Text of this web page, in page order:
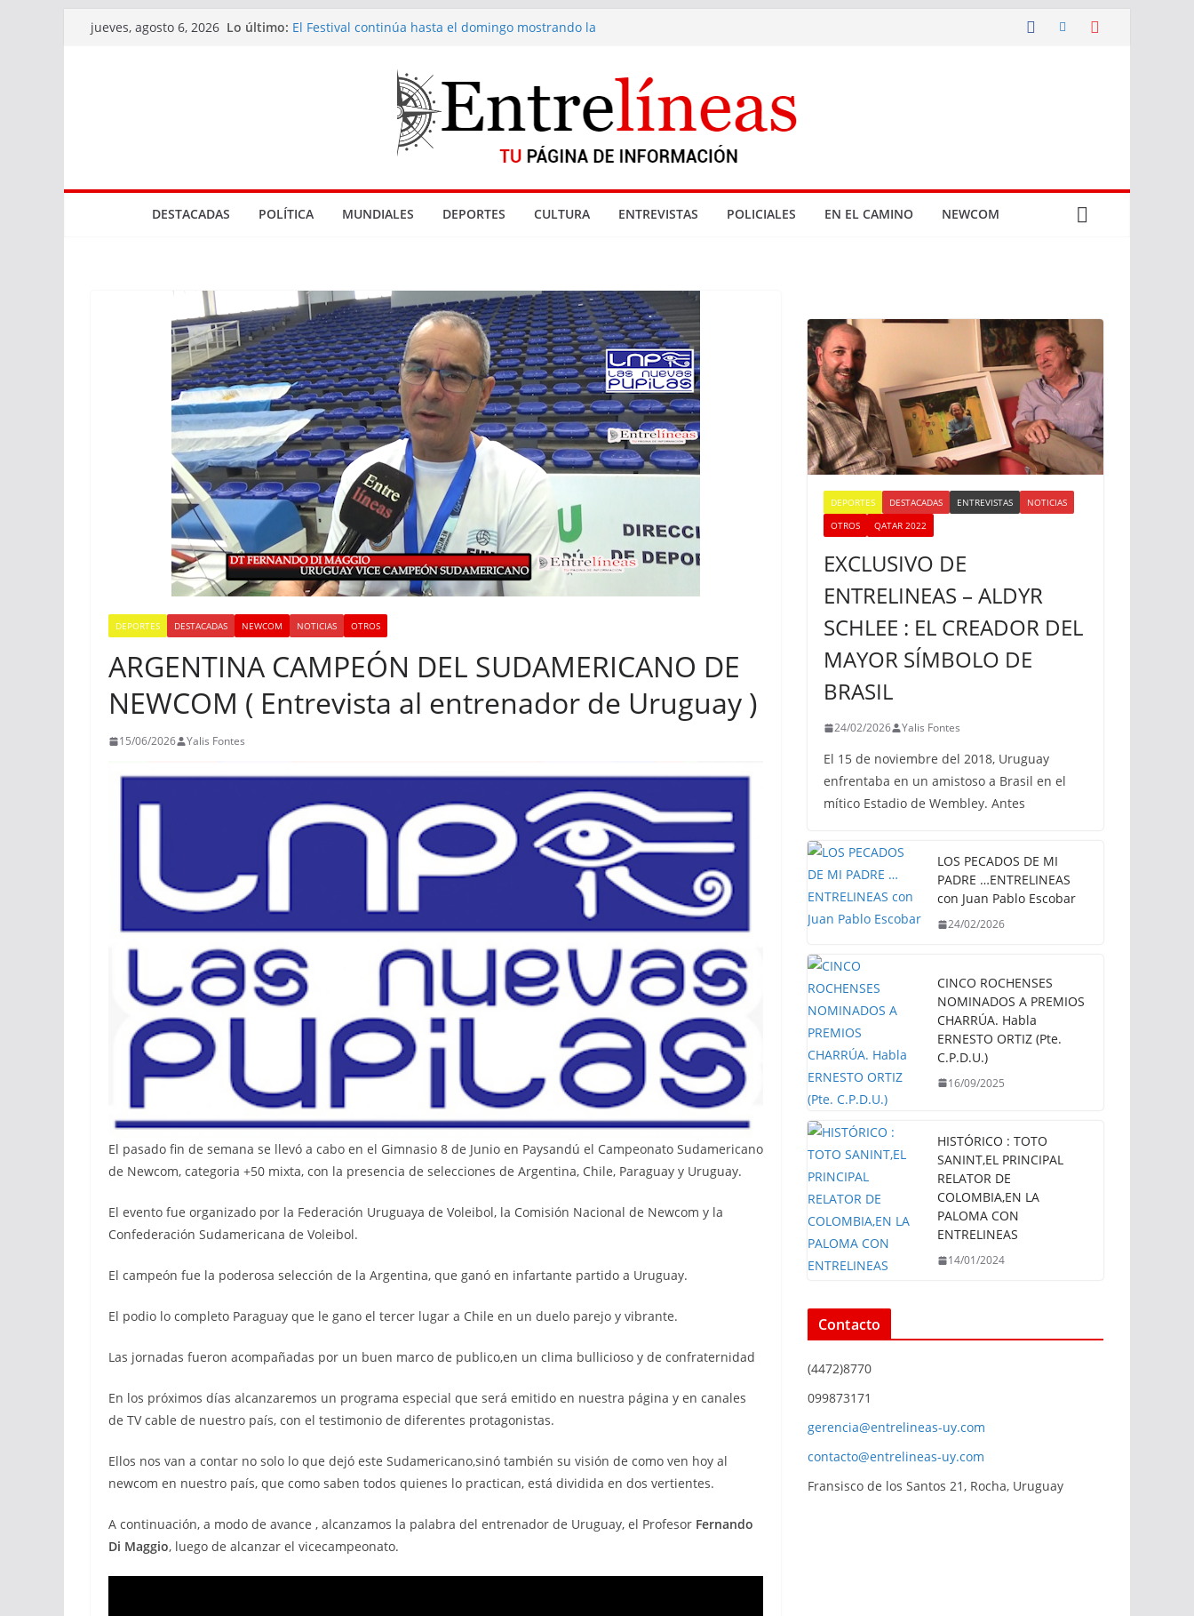
Saltarjueves, agosto 6, 2026 Lo último: El Festival continúa hasta el domingo mostrando la
Tres bocas de venta de drogas cerradas en La Paloma
El Marco de los Reyes
Parque NBA en Gramado
DESTACADAS POLÍTICA MUNDIALES DEPORTES CULTURA ENTREVISTAS POLICIALES EN EL CAMINO NEWCOM
DEPORTES DESTACADAS NEWCOM NOTICIAS OTROS
ARGENTINA CAMPEÓN DEL SUDAMERICANO DE
NEWCOM ( Entrevista al entrenador de Uruguay )
15/06/2026 Yalis Fontes
El pasado fin de semana se llevó a cabo en el Gimnasio 8 de Junio en Paysandú el Campeonato Sudamericano
de Newcom, categoria +50 mixta, con la presencia de selecciones de Argentina, Chile, Paraguay y Uruguay.
El evento fue organizado por la Federación Uruguaya de Voleibol, la Comisión Nacional de Newcom y la
Confederación Sudamericana de Voleibol.
El campeón fue la poderosa selección de la Argentina, que ganó en infartante partido a Uruguay.
El podio lo completo Paraguay que le gano el tercer lugar a Chile en un duelo parejo y vibrante.
Las jornadas fueron acompañadas por un buen marco de publico,en un clima bullicioso y de confraternidad
En los próximos días alcanzaremos un programa especial que será emitido en nuestra página y en canales
de TV cable de nuestro país, con el testimonio de diferentes protagonistas.
Ellos nos van a contar no solo lo que dejó este Sudamericano,sinó también su visión de como ven hoy al
newcom en nuestro país, que como saben todos quienes lo practican, está dividida en dos vertientes.
A continuación, a modo de avance , alcanzamos la palabra del entrenador de Uruguay, el Profesor Fernando
Di Maggio, luego de alcanzar el vicecampeonato.
DEPORTES DESTACADAS ENTREVISTAS
NOTICIAS
OTROS
QATAR 2022
EXCLUSIVO DE
ENTRELINEAS – ALDYR
SCHLEE : EL CREADOR DEL
MAYOR SÍMBOLO DE
BRASIL
24/02/2026 Yalis Fontes
El 15 de noviembre del 2018, Uruguay
enfrentaba en un amistoso a Brasil en el
mítico Estadio de Wembley. Antes
LOS PECADOS DE MI
PADRE …ENTRELINEAS
con Juan Pablo Escobar
24/02/2026
CINCO ROCHENSES
NOMINADOS A PREMIOS
CHARRÚA. Habla
ERNESTO ORTIZ (Pte.
C.P.D.U.)
16/09/2025
HISTÓRICO : TOTO
SANINT,EL PRINCIPAL
RELATOR DE
COLOMBIA,EN LA
PALOMA CON
ENTRELINEAS
14/01/2024
Contacto
(4472)8770
099873171
gerencia@entrelineas-uy.com
contacto@entrelineas-uy.com
Fransisco de los Santos 21, Rocha, Uruguay